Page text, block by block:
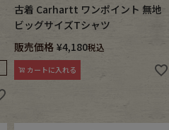
古着 Carhartt ワンポイント 無地
ビッグサイズTシャツ
販売価格 ¥4,180税込
カートに入れる